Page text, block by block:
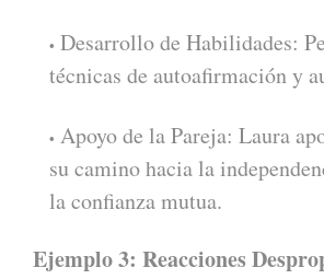
Desarrollo de Habilidades:
técnicas de autoafirmación y
Apoyo de la Pareja: Laura
su camino hacia la
la confianza mutua.
Ejemplo 3: Reacciones